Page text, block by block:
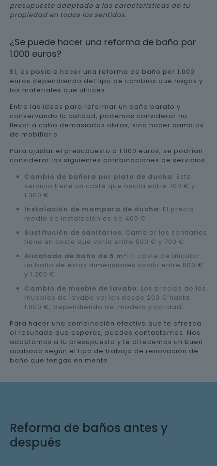
presupuesto adaptado a las características de tu
propiedad en todos los sentidos.
¿Se puede hacer una reforma de baño por
1.000 euros?
Sí, es posible hacer una reforma de baño por 1.000
euros dependiendo del tipo de cambios que hagas y
los materiales que utilices.
Entre las ideas para reformar un baño barato y
conservando la calidad, podemos considerar no
llevar a cabo demasiadas obras, sino hacer cambios
de mobiliario.
Para ajustar el presupuesto a 1.000 euros, se podrían
considerar las siguientes combinaciones de servicios:
Cambio de bañera por plato de ducha: Este
servicio tiene un coste que oscila entre 700 € y
1.300 €.
Instalación de mampara de ducha: El precio
medio de instalación es de 400 €.
Sustitución de sanitarios: Cambiar los sanitarios
tiene un coste que varía entre 500 € y 700 €.
Alicatado de baño de 5 m²: El coste de alicatar
un baño de estas dimensiones oscila entre 800 €
y 1.200 €.
Cambio de mueble de lavabo: Los precios de los
muebles de lavabo varían desde 200 € hasta
1.000 €, dependiendo del modelo y calidad.
Para hacer una combinación efectiva que te ofrezca
el resultado que esperas, puedes contactarnos. Nos
adaptamos a tu presupuesto y te ofrecemos un buen
acabado según el tipo de trabajo de renovación de
baño que tengas en mente.
Reforma de baños antes y
después